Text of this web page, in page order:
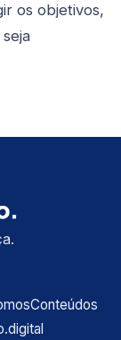
os objetivos,
Conteúdos